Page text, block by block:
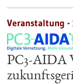
Veranstaltung -
PC3-AIDA